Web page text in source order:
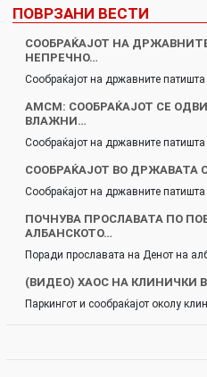
ПОВРЗАНИ ВЕСТИ
СООБРАЌАЈОТ НА
НЕПРЕЧНО…
Сообраќајот на државните
АМСМ: СООБРАЌАЈОТ СЕ
ВЛАЖНИ…
Сообраќајот на државните
СООБРАЌАЈОТ ВО ДРЖАВАТА
Сообраќајот на државните
ПОЧНУВА ПРОСЛАВАТА ПО
АЛБАНСКОТО…
Поради прославата на Денот на
(ВИДЕО) ХАОС НА КЛИНИЧКИ
Паркингот и сообраќајот околу